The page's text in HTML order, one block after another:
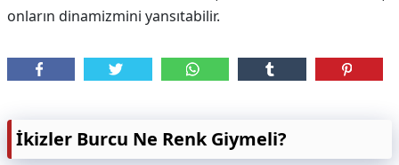
onların dinamizmini yansıtabilir.
İkizler Burcu Ne Renk Giymeli?